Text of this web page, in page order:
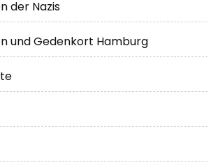
der Nazis
und Gedenkort Hamburg